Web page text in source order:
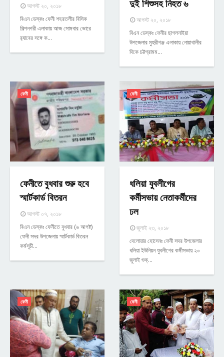
আগস্ট ২০, ২০১৮
বিএন ডেস্কঃ ফেনী শহরতলীর বিসিক
শিল্পনগরী এলাকায় আজ সোমবার ভোরে
র‌্যাবের সঙ্গে ক…
দুই শিশুসহ নিহত ৬
আগস্ট ২০, ২০১৮
বিএন ডেস্কঃ ফেনীর ছাগলনাইয়া
উপজেলার মুহুরীগঞ্জ এলাকায় নোয়াখালীর
দিকে চট্টগ্রামম…
ফেনী
ফেনীতে বুধবার শুরু হবে
স্মার্টকার্ড বিতরন
আগস্ট ০৭, ২০১৮
বিএন ডেস্কঃ ফেনীতে বুধবার (৬ আগষ্ট)
ফেনী সদর উপজেলায় স্মার্টকার্ড বিতরন
কর্মসূচী…
ফেনী
ধলিয়া যুবলীগের
কর্মীসভায় নেতাকর্মীদের
ঢল
জুলাই ২৩, ২০১৮
দেলোয়ার হোসেনঃ ফেনী সদর উপজেলার
ধলিয়া ইউনিয়ন যুবলীগের কর্মীসভায় ২০
জুলাই শুক্…
ফেনী ফেনী